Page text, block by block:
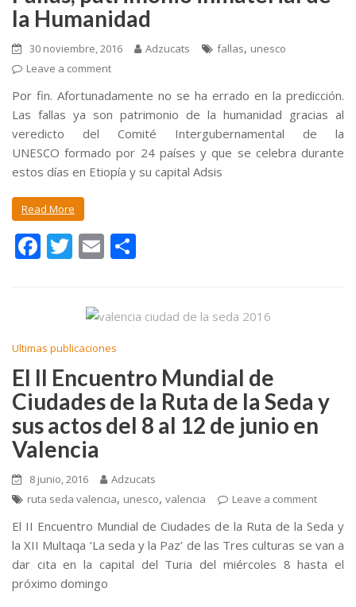
la Humanidad
30 noviembre, 2016 Adzucats fallas, unesco
Leave a comment
Por fin. Afortunadamente no se ha errado en la predicción.
Las fallas ya son patrimonio de la humanidad gracias al
veredicto del Comité Intergubernamental de la
UNESCO formado por 24 países y que se celebra durante
estos días en Etiopía y su capital Adsis
Read More
F
o
o
k
T
er
E
l p
ti
r
Ultimas publicaciones
El II Encuentro Mundial de
Ciudades de la Ruta de la Seda y
sus actos del 8 al 12 de junio en
Valencia
8 junio, 2016
Adzucats
ruta seda valencia, unesco, valencia Leave a comment
El II Encuentro Mundial de Ciudades de la Ruta de la Seda y
la XII Multaqa ‘La seda y la Paz’ de las Tres culturas se van a
dar cita en la capital del Turia del miércoles 8 hasta el
próximo domingo